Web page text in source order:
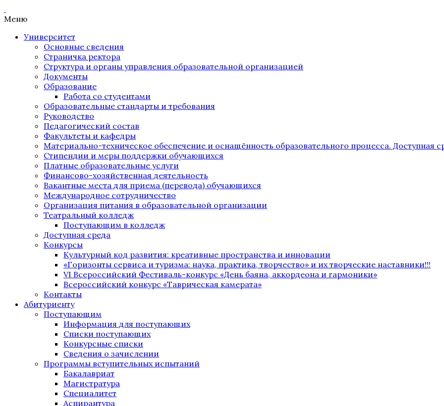
Меню
Университет
Основные сведения
Страничка ректора
Структура и органы управления образовательной организацией
Документы
Образование
Работа со студентами
Образовательные стандарты и требования
Руководство
Педагогический состав
Факультеты и кафедры
Материально-техническое обеспечение и оснащённость образовательного процесса. Доступная
Стипендии и меры поддержки обучающихся
Платные образовательные услуги
Финансово-хозяйственная деятельность
Вакантные места для приема (перевода) обучающихся
Международное сотрудничество
Организация питания в образовательной организации
Театральный колледж
Поступающим в колледж
Доступная среда
Конкурсы
Культурный код развития: креативные пространства и инновации
«Горизонты сервиса и туризма: наука, практика, творчество» и их творческие наставники!!!
VI Всероссийский Фестиваль-конкурс «День баяна, аккордеона и гармоники»
Всероссийский конкурс «Таврическая камерата»
Контакты
Абитуриенту
Поступающим
Информация для поступающих
Списки поступающих
Конкурсные списки
Сведения о зачислении
Программы вступительных испытаний
Бакалавриат
Магистратура
Специалитет
Аспирантура